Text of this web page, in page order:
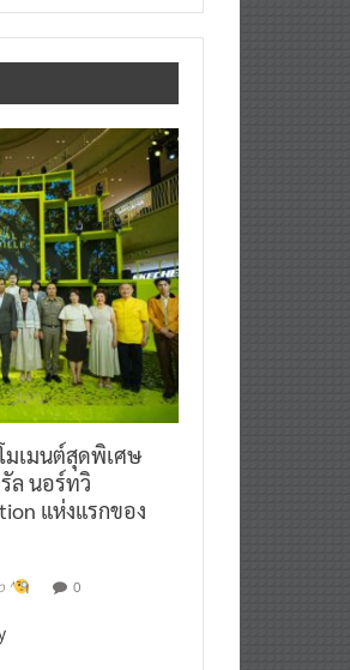
มเมนต์สุดพิเศษ
ล นอร์ทวิ
แห่งแรกของ
^ 0